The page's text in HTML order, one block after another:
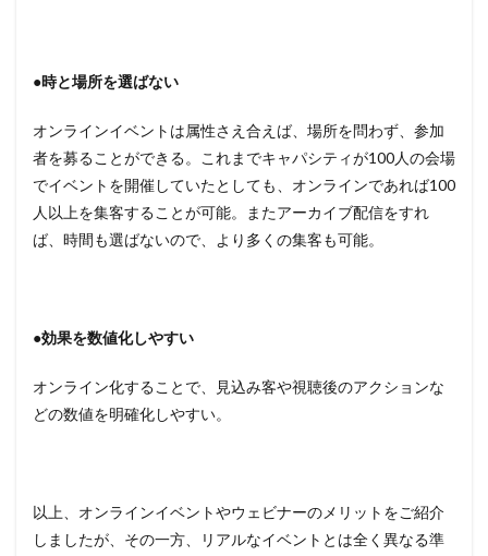
●時と場所を選ばない
オンラインイベントは属性さえ合えば、場所を問わず、参加
者を募ることができる。これまでキャパシティが100人の会場
でイベントを開催していたとしても、オンラインであれば100
人以上を集客することが可能。またアーカイブ配信をすれ
ば、時間も選ばないので、より多くの集客も可能。
●効果を数値化しやすい
オンライン化することで、見込み客や視聴後のアクションな
どの数値を明確化しやすい。
以上、オンラインイベントやウェビナーのメリットをご紹介
しましたが、その一方、リアルなイベントとは全く異なる準